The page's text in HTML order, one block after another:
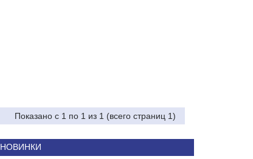
НОВИНКИ
Показано с 1 по 1 из 1 (всего страниц 1)